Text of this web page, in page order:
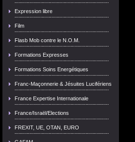
Expression libre
Film
Flasb Mob contre le N.O.M.
Formations Expresses
Formations Soins Energétiques
Franc-Maçonnerie & Jésuites Lucifériens
France Expertise Internationale
France/Israël/Elections
FREXIT, UE, OTAN, EURO